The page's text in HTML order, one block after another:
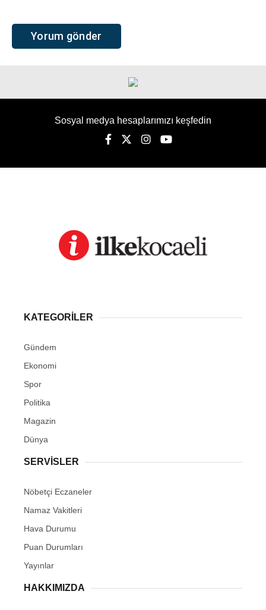
Sosyal medya hesaplarımızı keşfedin
KATEGORİLER
Gündem
Ekonomi
Spor
Politika
Magazin
Dünya
SERVİSLER
Nöbetçi Eczaneler
Namaz Vakitleri
Hava Durumu
Puan Durumları
Yayınlar
HAKKIMIZDA